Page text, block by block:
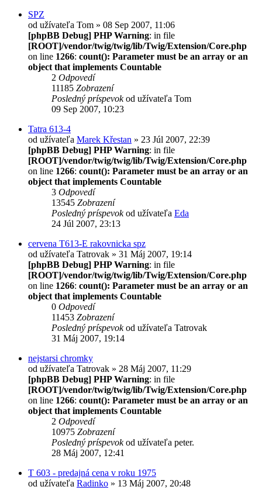
SPZ
od užívateľa Tom » 08 Sep 2007, 11:06
[phpBB Debug] PHP Warning: in file
[ROOT]/vendor/twig/twig/lib/Twig/Extension/Core.php
on line 1266: count(): Parameter must be an array or an
object that implements Countable
2 Odpovedí
11185 Zobrazení
Posledný príspevokod užívateľa Tom
09 Sep 2007, 10:23
Tatra 613-4
od užívateľa Marek Křestan » 23 Júl 2007, 22:39
[phpBB Debug] PHP Warning: in file
[ROOT]/vendor/twig/twig/lib/Twig/Extension/Core.php
on line 1266: count(): Parameter must be an array or an
object that implements Countable
3 Odpovedí
13545 Zobrazení
Posledný príspevokod užívateľa Eda
24 Júl 2007, 23:13
cervena T613-E rakovnicka spz
od užívateľa Tatrovak » 31 Máj 2007, 19:14
[phpBB Debug] PHP Warning: in file
[ROOT]/vendor/twig/twig/lib/Twig/Extension/Core.php
on line 1266: count(): Parameter must be an array or an
object that implements Countable
0 Odpovedí
11453 Zobrazení
Posledný príspevokod užívateľa Tatrovak
31 Máj 2007, 19:14
nejstarsi chromky
od užívateľa Tatrovak » 28 Máj 2007, 11:29
[phpBB Debug] PHP Warning: in file
[ROOT]/vendor/twig/twig/lib/Twig/Extension/Core.php
on line 1266: count(): Parameter must be an array or an
object that implements Countable
2 Odpovedí
10975 Zobrazení
Posledný príspevokod užívateľa peter.
28 Máj 2007, 12:41
T 603 - predajná cena v roku 1975
od užívateľa Radinko » 13 Máj 2007, 20:48